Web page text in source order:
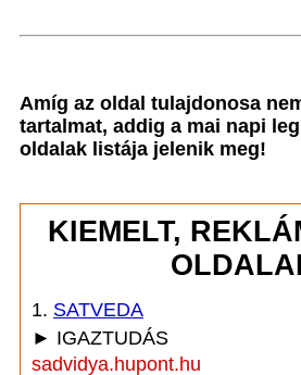
Amíg az oldal tulajdonosa
tartalmat, addig a mai napi
oldalak listája jelenik meg!
KIEMELT,
1. SATVEDA
► IGAZTUDÁS
sadvidya.hupont.hu